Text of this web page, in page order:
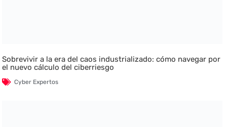
Sobrevivir a la era del caos industrializado: cómo navegar por
el nuevo cálculo del ciberriesgo
Cyber Expertos